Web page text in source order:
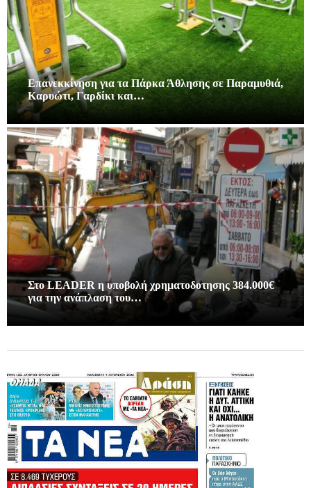
Επανεκκίνηση για τα Πάρκα Άθλησης σε Παραμυθιά,
Καρυώτι, Γαρδίκι και…
Στο LEADER η υποβολή χρηματοδοτησης 384.000€
για την ανάπλαση του…